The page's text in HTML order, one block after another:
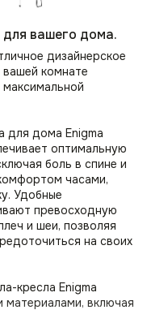
вашего дома.
дизайнерское
комнате
для дома Enigma
оптимальную
боль в спине и
часами,
Удобные
превосходную
и шеи, позволяя
на своих
кресла Enigma
материалами, включая